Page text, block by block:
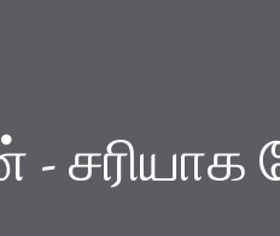
- சரியாக